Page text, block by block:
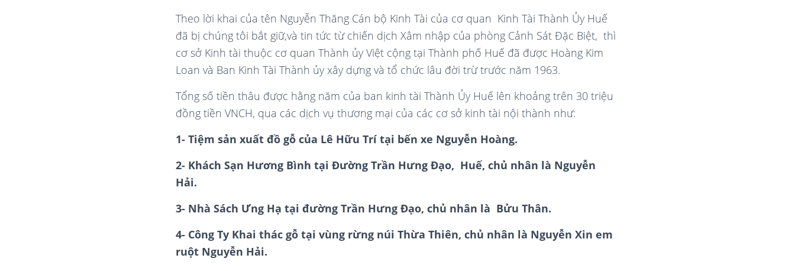
Theo lời khai của tên Nguyễn Thăng Cán bộ Kinh Tài của cơ quan Kinh Tài Thành Ủy Huế
đã bị chúng tôi bắt giữ,và tin tức từ chiến dịch Xâm nhập của phòng Cảnh Sát Đặc Biệt, thì
cơ sở Kinh tài thuộc cơ quan Thành ủy Việt cộng tại Thành phố Huế đã được Hoàng Kim
Loan và Ban Kinh Tài Thành ủy xây dựng và tổ chức lâu đời trừ trước năm 1963.
Tổng số tiền thâu được hằng năm của ban kinh tài Thành Ủy Huế lên khoảng trên 30 triệu
đồng tiền VNCH, qua các dịch vụ thương mại của các cơ sở kinh tài nội thành như:
1- Tiệm sản xuất đồ gỗ của Lê Hữu Trí tại bến xe Nguyễn Hoàng.
2- Khách Sạn Hương Bình tại Đường Trần Hưng Đạo, Huế, chủ nhân là Nguyễn
Hải.
3- Nhà Sách Ưng Hạ tại đường Trần Hưng Đạo, chủ nhân là Bửu Thân.
4- Công Ty Khai thác gỗ tại vùng rừng núi Thừa Thiên, chủ nhân là Nguyễn Xin em
ruột Nguyễn Hải.